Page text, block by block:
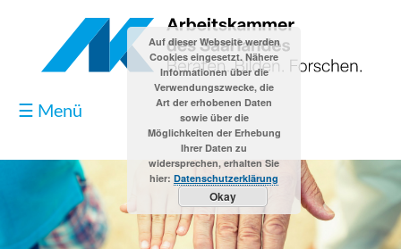
☰ Menü
Blog
Auf dieser Webseite werden
Cookies eingesetzt. Nähere
Informationen über die
Verwendungszwecke, die
Art der erhobenen Daten
sowie über die
Möglichkeiten der Erhebung
Ihrer Daten zu
widersprechen, erhalten Sie
hier: Datenschutzerklärung
Okay